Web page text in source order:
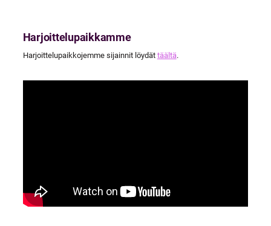
Harjoittelupaikkamme
Harjoittelupaikkojemme sijainnit löydät täältä.